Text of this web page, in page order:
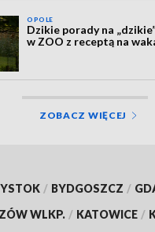
OPOLE
Dzikie porady na
w ZOO z receptą na
ZOBACZ WIĘCEJ
/ BYDGOSZCZ /
WLKP. / KATOWICE /